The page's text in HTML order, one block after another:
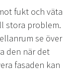
fukt och väta
stora problem.
se över
den när det
fasaden kan